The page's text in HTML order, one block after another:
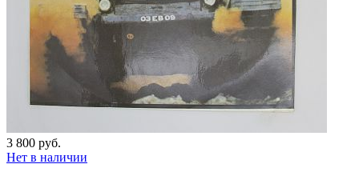
3 800 руб.
Нет в наличии